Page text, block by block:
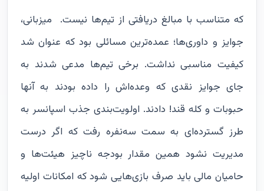
که متناسب با مبالغ دریافتی از تیم‌ها نیست.
میزبانی،
جوایز و داوری‌ها؛ عمده‌ترین مسائلی بود که عنوان شد
کیفیت مناسبی نداشت. برخی تیم‌ها مدعی شدند به
جای جوایز نقدی که وعده‌اش را داده بودند به آنها
حبوبات و کله قند! دادند. اولویت‌بندی جذب اسپانسر به
طرز گسترده‌ای به سمت سه‌نفره رفت که اگر درست
مدیریت نشود همین مقدار بودجه ناچیز هیئت‌ها و
حامیان مالی باید صرف بازی‌هایی شود که امکانات اولیه